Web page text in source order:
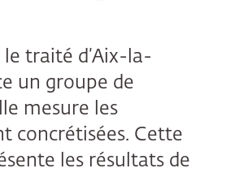
le traité d’Aix-la-
un groupe de
mesure les
concrétisées. Cette
les résultats de